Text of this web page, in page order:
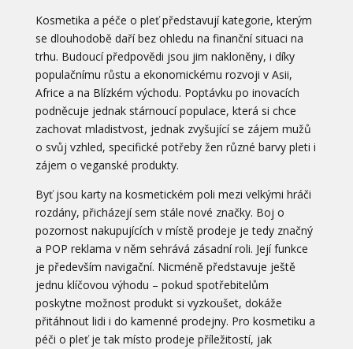
Kosmetika a péče o pleť představují kategorie, kterým
se dlouhodobě daří bez ohledu na finanční situaci na
trhu. Budoucí předpovědi jsou jim nakloněny, i díky
populačnímu růstu a ekonomickému rozvoji v Asii,
Africe a na Blízkém východu. Poptávku po inovacích
podněcuje jednak stárnoucí populace, která si chce
zachovat mladistvost, jednak zvyšující se zájem mužů
o svůj vzhled, specifické potřeby žen různé barvy pleti i
zájem o veganské produkty.
Byť jsou karty na kosmetickém poli mezi velkými hráči
rozdány, přicházejí sem stále nové značky. Boj o
pozornost nakupujících v místě prodeje je tedy značný
a POP reklama v něm sehrává zásadní roli. Její funkce
je především navigační. Nicméně představuje ještě
jednu klíčovou výhodu – pokud spotřebitelům
poskytne možnost produkt si vyzkoušet, dokáže
přitáhnout lidi i do kamenné prodejny. Pro kosmetiku a
péči o pleť je tak místo prodeje příležitostí, jak